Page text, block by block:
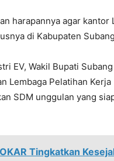
harapannya agar kantor
di Kabupaten
EV, Wakil Bupati
Lembaga Pelatihan Kerja
SDM unggulan yang
Tingkatkan